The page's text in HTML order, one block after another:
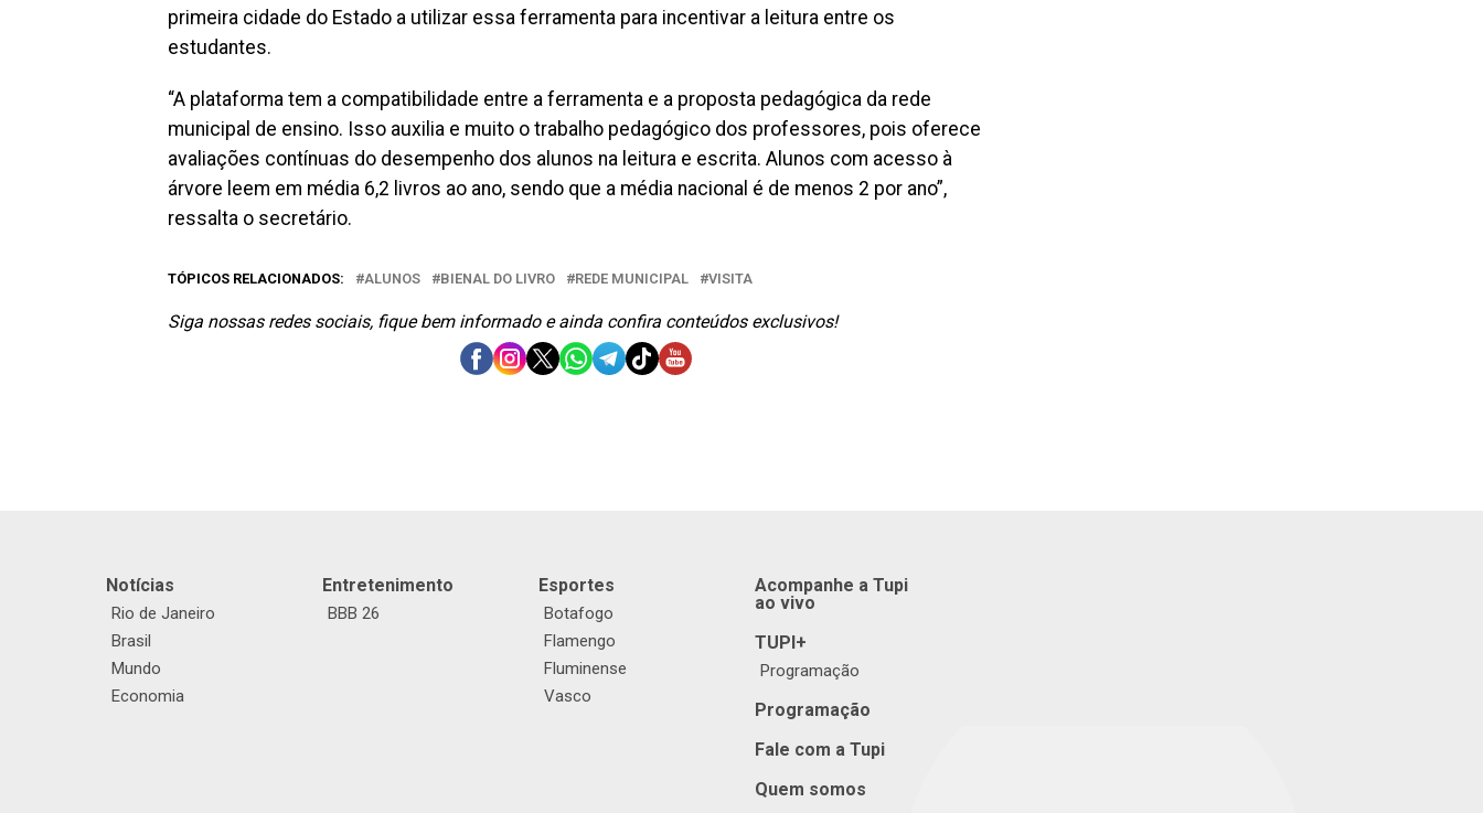
primeira cidade do Estado a utilizar essa ferramenta para incentivar a leitura entre os
estudantes.
“A plataforma tem a compatibilidade entre a ferramenta e a proposta pedagógica da rede
municipal de ensino. Isso auxilia e muito o trabalho pedagógico dos professores, pois oferece
avaliações contínuas do desempenho dos alunos na leitura e escrita. Alunos com acesso à
árvore leem em média 6,2 livros ao ano, sendo que a média nacional é de menos 2 por ano”,
ressalta o secretário.
TÓPICOS RELACIONADOS: ALUNOS BIENAL DO LIVRO REDE MUNICIPAL VISITA
Siga nossas redes sociais, fique bem informado e ainda confira conteúdos exclusivos!
Notícias
Rio de Janeiro
Brasil
Mundo
Economia
Entretenimento
BBB 26
Esportes
Botafogo
Flamengo
Fluminense
Vasco
Acompanhe a Tupi
ao vivo
TUPI+
Programação
Programação
Fale com a Tupi
Quem somos